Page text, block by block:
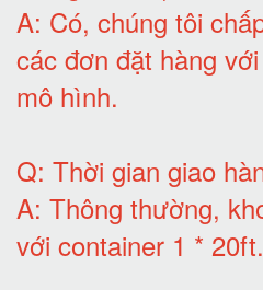
A: Có, chúng tôi
các đơn đặt hàng
mô hình.
Q: Thời gian giao
A: Thông thường,
với container 1 * 20ft.